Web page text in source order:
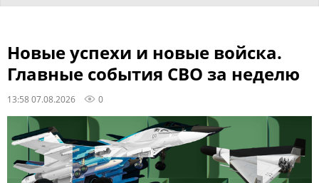
Новые успехи и новые войска.
Главные события СВО за неделю
13:58 07.08.2026 0